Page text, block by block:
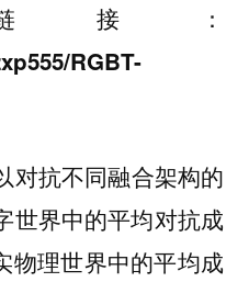
接：
RGBT-
对抗不同融合架构的
世界中的平均对抗成
物理世界中的平均成